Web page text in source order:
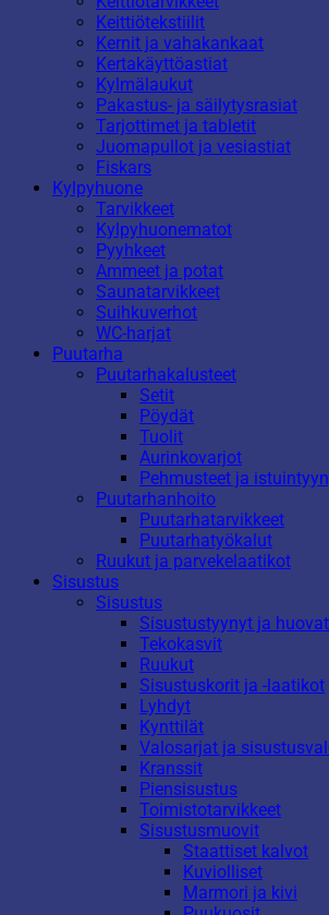
Keittiötekstiilit
Kernit ja vahakankaat
Kertakäyttöastiat
Kylmälaukut
Pakastus- ja säilytysrasiat
Tarjottimet ja tabletit
Juomapullot ja vesiastiat
Fiskars
Kylpyhuone
Tarvikkeet
Kylpyhuonematot
Pyyhkeet
Ammeet ja potat
Saunatarvikkeet
Suihkuverhot
WC-harjat
Puutarha
Puutarhakalusteet
Setit
Pöydät
Tuolit
Aurinkovarjot
Pehmusteet ja
Puutarhanhoito
Puutarhatarvikkeet
Puutarhatyökalut
Ruukut ja parvekelaatikot
Sisustus
Sisustus
Sisustustyynyt ja huovat
Tekokasvit
Ruukut
Sisustuskorit ja -laatikot
Lyhdyt
Kynttilät
Valosarjat ja
Kranssit
Piensisustus
Toimistotarvikkeet
Sisustusmuovit
Staattiset kalvot
Kuviolliset
Marmori ja kivi